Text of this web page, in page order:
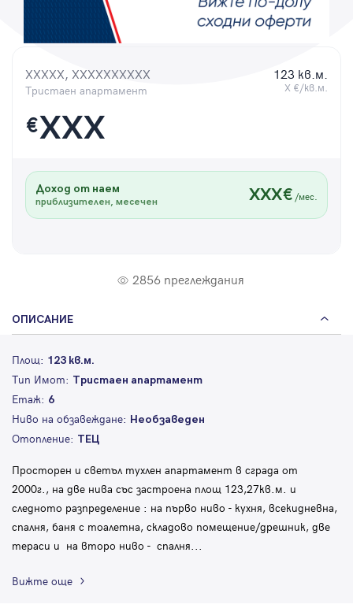
XXXXX, XXXXXXXXXX
Тристаен апартамент
123 кв.м.
X €/кв.м.
€XXX
Доход от наем
приблизителен, месечен XXX€ /мес.
2856 преглеждания
ОПИСАНИЕ
Площ: 123 кв.м.
Тип Имот: Тристаен апартамент
Етаж: 6
Ниво на обзавеждане: Необзаведен
Отопление: ТЕЦ
Просторен и светъл тухлен апартамент в сграда от
2000г., на две нива със застроена площ 123,27кв.м. и
следното разпределение : на първо ниво - кухня, всекидневна,
спалня, баня с тоалетна, складово помещение/дрешник, две
тераси и на второ ниво - спалня...
Вижте още
Парола